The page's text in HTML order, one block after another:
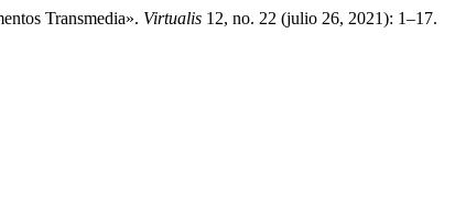
Transmedia». Virtualis 12, no. 22 (julio 26, 2021): 1–17.